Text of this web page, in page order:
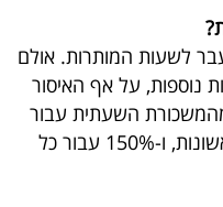
לשעות המותרות. אולם
נוספות, על אף האיסור
חובה לשלם להם 125% מהמשכורת השעתית עבור
כל אחת מהשעתיים הנוספות הראשונות, ו-150% עבור כל